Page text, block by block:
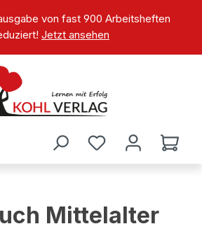
von fast 900 Arbeitsheften
Jetzt ansehen
Mittelalter